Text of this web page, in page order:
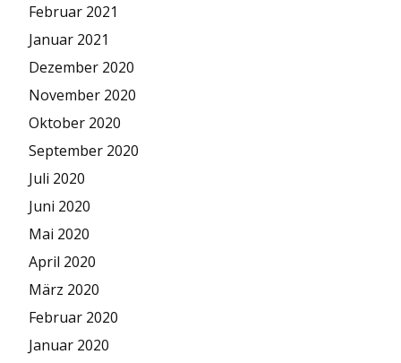
Februar 2021
Januar 2021
Dezember 2020
November 2020
Oktober 2020
September 2020
Juli 2020
Juni 2020
Mai 2020
April 2020
März 2020
Februar 2020
Januar 2020